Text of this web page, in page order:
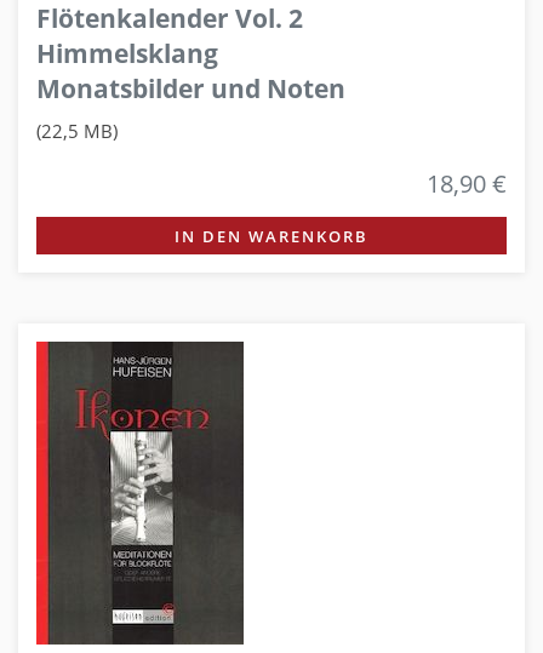
Flötenkalender Vol. 2
Himmelsklang
Monatsbilder und Noten
(22,5 MB)
18,90 €
IN DEN WARENKORB